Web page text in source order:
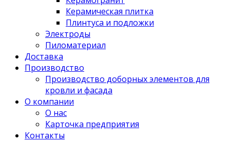
Керамическая плитка
Плинтуса и подложки
Электроды
Пиломатериал
Доставка
Производство
Производство доборных элементов для
кровли и фасада
О компании
О нас
Карточка предприятия
Контакты